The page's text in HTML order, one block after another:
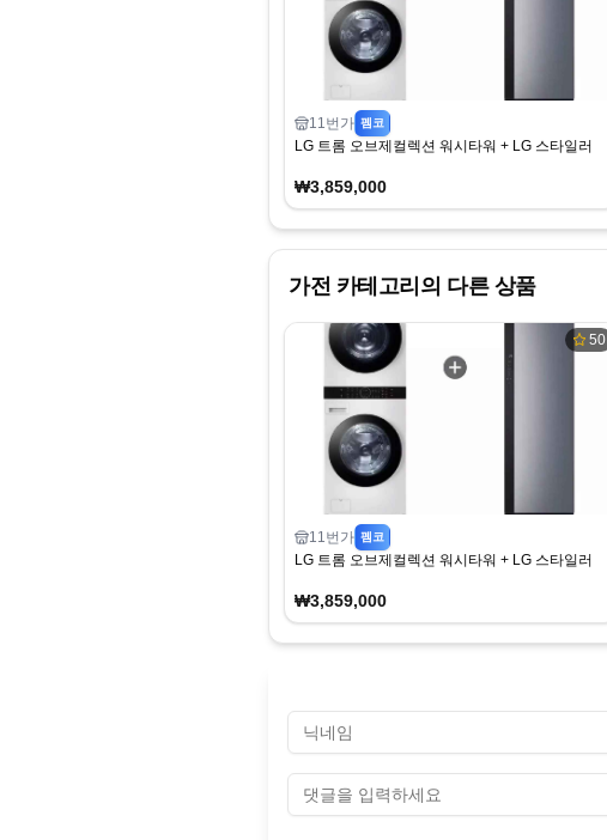
11번가 펨코
LG 트롬 오브제컬렉션 워시타워 + LG 스타일러
₩3,859,000
가전 카테고리의 다른 상품
50
11번가 펨코
LG 트롬 오브제컬렉션 워시타워 + LG 스타일러
₩3,859,000